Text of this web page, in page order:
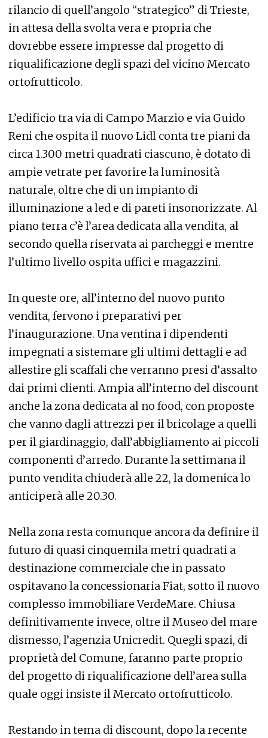
rilancio di quell’angolo “strategico” di Trieste,
in attesa della svolta vera e propria che
dovrebbe essere impresse dal progetto di
riqualificazione degli spazi del vicino Mercato
ortofrutticolo.
L’edificio tra via di Campo Marzio e via Guido
Reni che ospita il nuovo Lidl conta tre piani da
circa 1.300 metri quadrati ciascuno, è dotato di
ampie vetrate per favorire la luminosità
naturale, oltre che di un impianto di
illuminazione a led e di pareti insonorizzate. Al
piano terra c’è l’area dedicata alla vendita, al
secondo quella riservata ai parcheggi e mentre
l’ultimo livello ospita uffici e magazzini.
In queste ore, all’interno del nuovo punto
vendita, fervono i preparativi per
l’inaugurazione. Una ventina i dipendenti
impegnati a sistemare gli ultimi dettagli e ad
allestire gli scaffali che verranno presi d’assalto
dai primi clienti. Ampia all’interno del discount
anche la zona dedicata al no food, con proposte
che vanno dagli attrezzi per il bricolage a quelli
per il giardinaggio, dall’abbigliamento ai piccoli
componenti d’arredo. Durante la settimana il
punto vendita chiuderà alle 22, la domenica lo
anticiperà alle 20.30.
Nella zona resta comunque ancora da definire il
futuro di quasi cinquemila metri quadrati a
destinazione commerciale che in passato
ospitavano la concessionaria Fiat, sotto il nuovo
complesso immobiliare VerdeMare. Chiusa
definitivamente invece, oltre il Museo del mare
dismesso, l’agenzia Unicredit. Quegli spazi, di
proprietà del Comune, faranno parte proprio
del progetto di riqualificazione dell’area sulla
quale oggi insiste il Mercato ortofrutticolo.
Restando in tema di discount, dopo la recente